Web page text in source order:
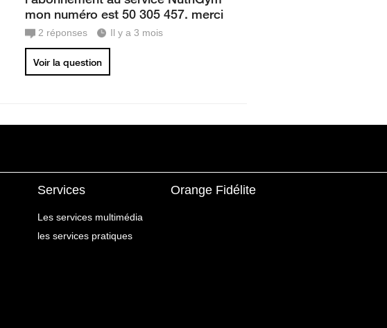
mon numéro est 50 305 457. merci
2 réponses Il y a 3 mois
Voir la question
Services
Les services multimédia
les services pratiques
Orange Fidélite